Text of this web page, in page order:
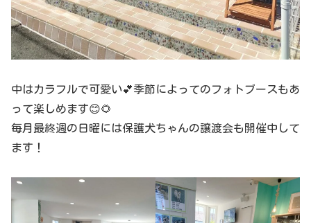
中はカラフルで可愛い💕季節によってのフォトブースもあ
って楽しめます😊🌻
毎月最終週の日曜には保護犬ちゃんの譲渡会も開催中して
ます！